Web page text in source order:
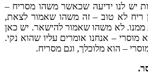
יש לנו ידיעה שכאשר משהו מסריח –
ריח לא טוב – זה משהו שאמור לצאת,
ממנו. לא משהו שאמור להישאר. יש כאן
– אנחנו אומרים עליו שהוא נקי.
– הוא מלוכלך, וגם מסריח.